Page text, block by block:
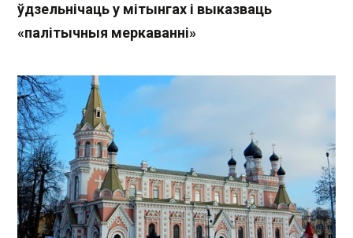
ўдзельнічаць у мітынгах і выказваць
«палітычныя меркаванні»